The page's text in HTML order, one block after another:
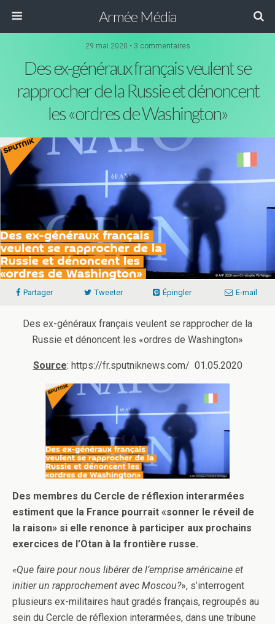
Armée Média
29 mai 2020 • 3 commentaires
Des ex-généraux français veulent se
rapprocher de la Russie et dénoncent
les «ordres de Washington»
Partager Tweeter Épingler E-mail
Des ex-généraux français veulent se rapprocher de la
Russie et dénoncent les «ordres de Washington»
Source: https://fr.sputniknews.com/ 01.05.2020
Des membres du Cercle de réflexion interarmées
estiment que la France pourrait «sonner le réveil de
la raison» si elle renonce à participer aux prochains
exercices de l’Otan à la frontière russe.
«Que faire pour nous libérer de l’emprise américaine et
initier un rapprochement avec Moscou?», s’interrogent
plusieurs ex-militaires haut gradés français, regroupés au
sein du Cercle de réflexion interarmées, dans une tribune